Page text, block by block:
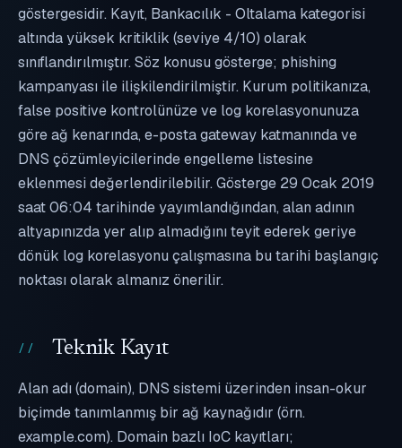
göstergesidir. Kayıt, Bankacılık - Oltalama kategorisi
altında yüksek kritiklik (seviye 4/10) olarak
sınıflandırılmıştır. Söz konusu gösterge; phishing
kampanyası ile ilişkilendirilmiştir. Kurum politikanıza,
false positive kontrolünüze ve log korelasyonunuza
göre ağ kenarında, e-posta gateway katmanında ve
DNS çözümleyicilerinde engelleme listesine
eklenmesi değerlendirilebilir. Gösterge 29 Ocak 2019
saat 06:04 tarihinde yayımlandığından, alan adının
altyapınızda yer alıp almadığını teyit ederek geriye
dönük log korelasyonu çalışmasına bu tarihi başlangıç
noktası olarak almanız önerilir.
Teknik Kayıt
Alan adı (domain), DNS sistemi üzerinden insan-okur
biçimde tanımlanmış bir ağ kaynağıdır (örn.
example.com). Domain bazlı IoC kayıtları;